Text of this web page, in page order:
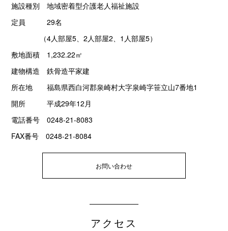
施設種別 地域密着型介護老人福祉施設
定員 29名
（4人部屋5、2人部屋2、1人部屋5）
敷地面積 1,232.22㎡
建物構造 鉄骨造平家建
所在地 福島県西白河郡泉崎村大字泉崎字笹立山7番地1
開所 平成29年12月
電話番号 0248-21-8083
FAX番号 0248-21-8084
お問い合わせ
アクセス